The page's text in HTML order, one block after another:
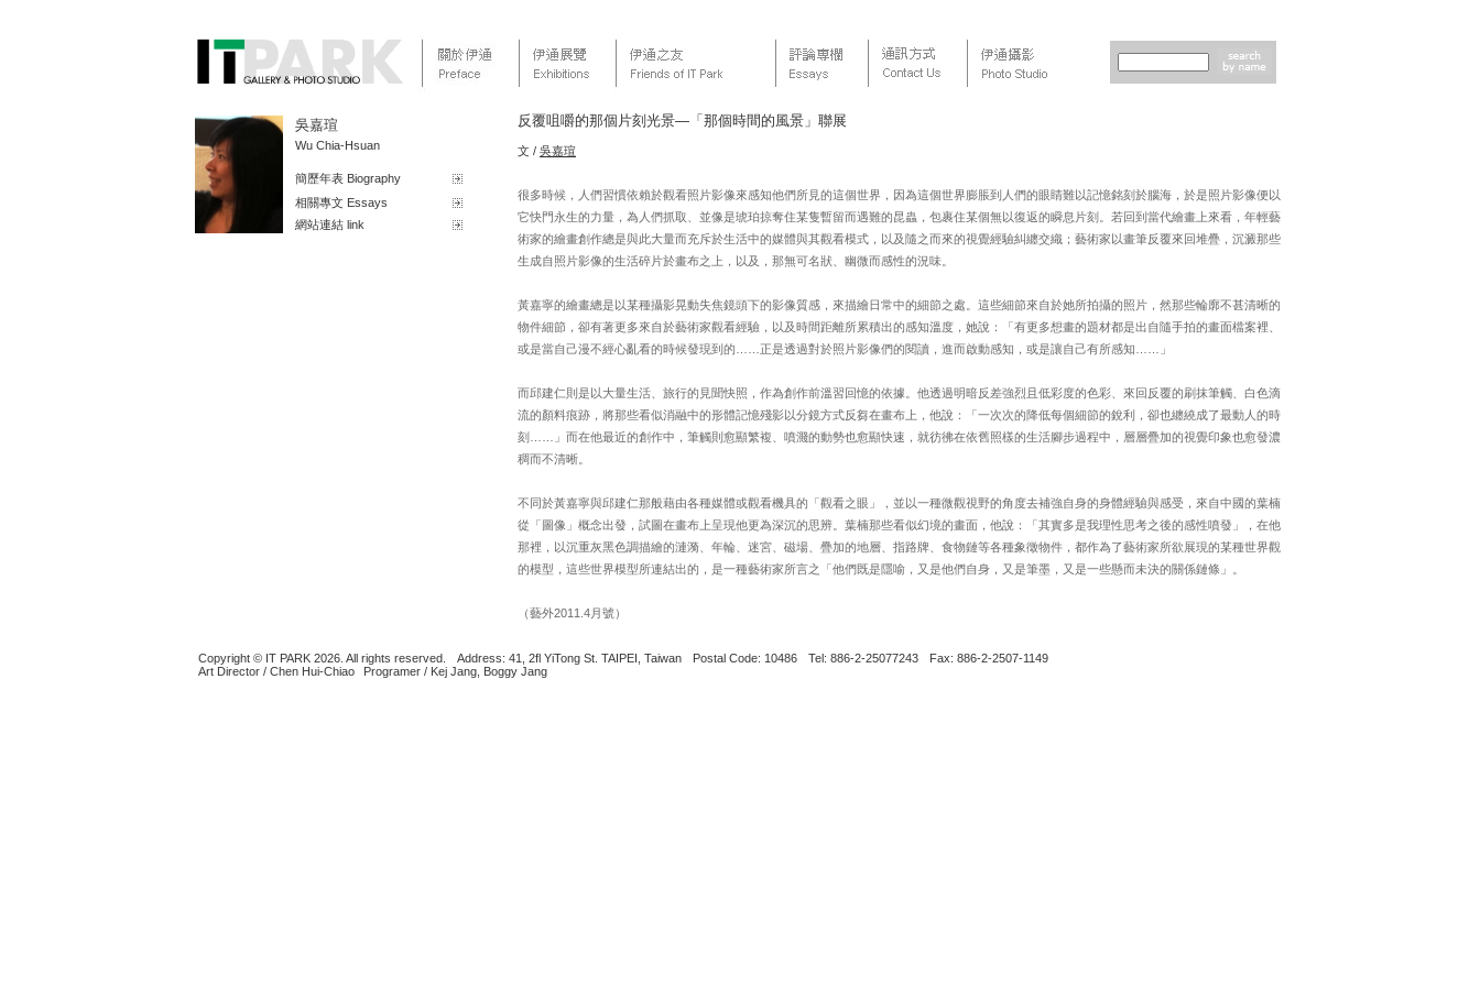
吳嘉瑄
Wu Chia-Hsuan
簡歷年表 Biography
相關專文 Essays
網站連結 link
反覆咀嚼的那個片刻光景—「那個時間的風景」聯展
文 / 吳嘉瑄
很多時候，人們習慣依賴於觀看照片影像來感知他們所見的這個世界，因為這個世界膨脹到人們的眼睛難以記憶銘刻於腦海，於是照片影像便以
它快門永生的力量，為人們抓取、並像是琥珀掠奪住某隻暫留而遇難的昆蟲，包裹住某個無以復返的瞬息片刻。若回到當代繪畫上來看，年輕藝
術家的繪畫創作總是與此大量而充斥於生活中的媒體與其觀看模式，以及隨之而來的視覺經驗糾纏交織；藝術家以畫筆反覆來回堆疊，沉澱那些
生成自照片影像的生活碎片於畫布之上，以及，那無可名狀、幽微而感性的況味。
黃嘉寧的繪畫總是以某種攝影晃動失焦鏡頭下的影像質感，來描繪日常中的細節之處。這些細節來自於她所拍攝的照片，然那些輪廓不甚清晰的
物件細節，卻有著更多來自於藝術家觀看經驗，以及時間距離所累積出的感知溫度，她說：「有更多想畫的題材都是出自隨手拍的畫面檔案裡、
或是當自己漫不經心亂看的時候發現到的……正是透過對於照片影像們的閱讀，進而啟動感知，或是讓自己有所感知……」
而邱建仁則是以大量生活、旅行的見聞快照，作為創作前溫習回憶的依據。他透過明暗反差強烈且低彩度的色彩、來回反覆的刷抹筆觸、白色滴
流的顏料痕跡，將那些看似消融中的形體記憶殘影以分鏡方式反芻在畫布上，他說：「一次次的降低每個細節的銳利，卻也纏繞成了最動人的時
刻……」而在他最近的創作中，筆觸則愈顯繁複、噴濺的動勢也愈顯快速，就彷彿在依舊照樣的生活腳步過程中，層層疊加的視覺印象也愈發濃
稠而不清晰。
不同於黃嘉寧與邱建仁那般藉由各種媒體或觀看機具的「觀看之眼」，並以一種微觀視野的角度去補強自身的身體經驗與感受，來自中國的葉楠
從「圖像」概念出發，試圖在畫布上呈現他更為深沉的思辨。葉楠那些看似幻境的畫面，他說：「其實多是我理性思考之後的感性噴發」，在他
那裡，以沉重灰黑色調描繪的漣漪、年輪、迷宮、磁場、疊加的地層、指路牌、食物鏈等各種象徵物件，都作為了藝術家所欲展現的某種世界觀
的模型，這些世界模型所連結出的，是一種藝術家所言之「他們既是隱喻，又是他們自身，又是筆墨，又是一些懸而未決的關係鏈條」。
（藝外2011.4月號）
Copyright © IT PARK 2026. All rights reserved. Address: 41, 2fl YiTong St. TAIPEI, Taiwan Postal Code: 10486 Tel: 886-2-25077243
Fax: 886-2-2507-1149
Art Director / Chen Hui-Chiao
Programer / Kej Jang, Boggy Jang